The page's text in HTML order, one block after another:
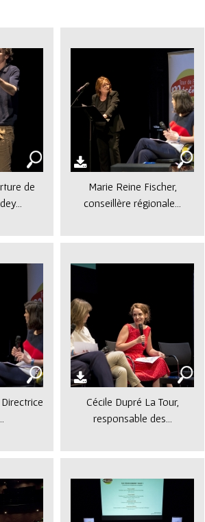
de
Marie Reine Fischer,
conseillère régionale...
Cécile Dupré La Tour,
responsable des...